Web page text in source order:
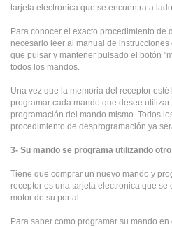
tarjeta electronica que se encuentra a
Para conocer el exacto procedimiento de
necesario leer al manual de
que pulsar y mantener pulsado el botón
todos los mandos.
Una vez que la memoria del receptor
programar cada mando que desee
programación del mando mismo. Todos
procedimiento de desprogramación ya
3- Su mando se programa utilizando
Tiene que comprar un nuevo mando y
receptor es una tarjeta electronica que
motor de su portal.
Para saber como programar su mando